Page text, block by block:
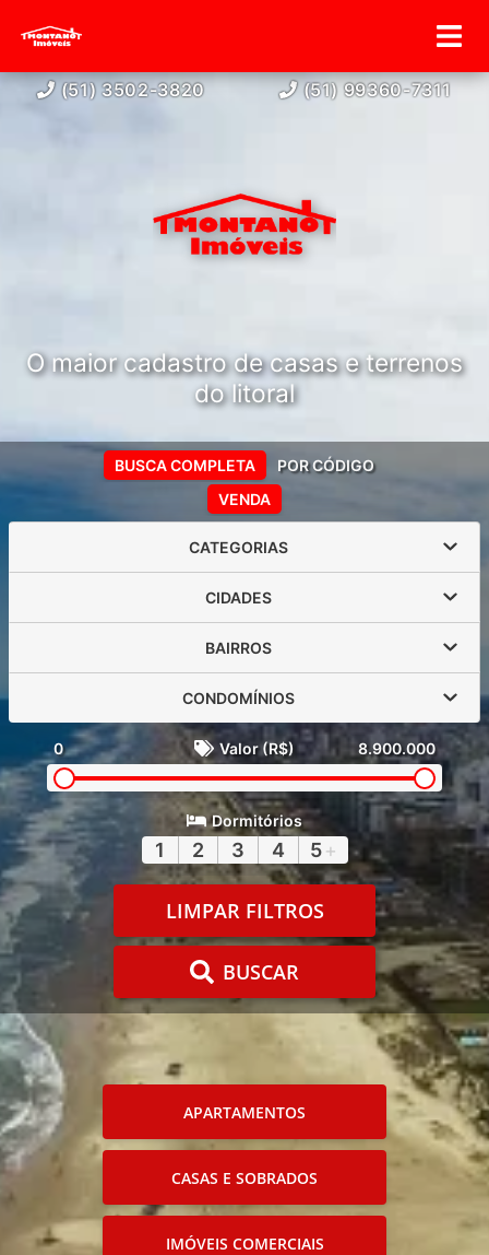
(51) 3502-3820 (51) 99360-7311
O maior cadastro de casas e terrenos
do litoral
VENDA
BUSCA COMPLETA POR CÓDIGO
CATEGORIAS
CIDADES
BAIRROS
CONDOMÍNIOS
0 Valor (R$) 8.900.000
Dormitórios
1 2 3 4 5 +
LIMPAR FILTROS
BUSCAR
APARTAMENTOS
CASAS E SOBRADOS
IMÓVEIS COMERCIAIS